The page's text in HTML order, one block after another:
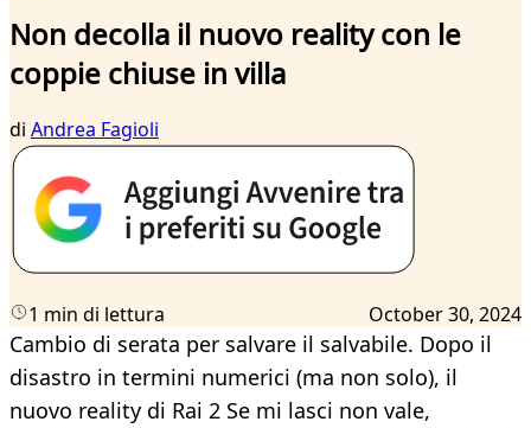
Non decolla il nuovo reality con le
coppie chiuse in villa
di Andrea Fagioli
1 min di lettura October 30, 2024
Cambio di serata per salvare il salvabile. Dopo il
disastro in termini numerici (ma non solo), il
nuovo reality di Rai 2 Se mi lasci non vale,